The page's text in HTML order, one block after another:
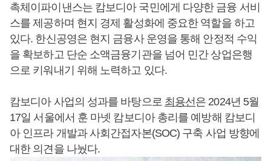
촉체이파이낸스는 캄보디아 국민에게 다양한 금융 서비
스를 제공하며 현지 경제 활성화에 중요한 역할을 하고
있다. 한신공영은 현지 금융사 운영을 통해 안정적 수익
을 확보하고 단순 소액금융기관을 넘어 민간 상업은행
으로 키워내기 위해 노력하고 있다.
캄보디아 사업의 성과를 바탕으로 최용선은 2024년 5월
17일 서울에서 훈 마넷 캄보디아 총리를 예방해 캄보디
아 인프라 개발과 사회간접자본(SOC) 구축 사업 방향에
대한 의견을 나눴다.